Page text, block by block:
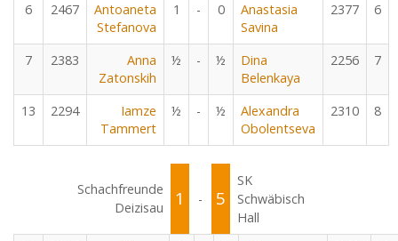
6 2467
Antoaneta
Stefanova
1 - 0
Anastasia
Savina
2377 6
7 2383
Anna
Zatonskih
½ - ½
Dina
Belenkaya
2256 7
13 2294
Iamze
Tammert
½ - ½
Alexandra
Obolentseva
2310 8
Schachfreunde
Deizisau
1 - 5
SK
Schwäbisch
Hall